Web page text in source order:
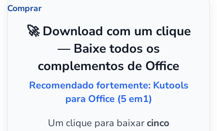
Comprar
🚀 Download com um clique
— Baixe todos os
complementos de Office
Recomendado fortemente: Kutools
para Office (5 em1)
Um clique para baixarcinco